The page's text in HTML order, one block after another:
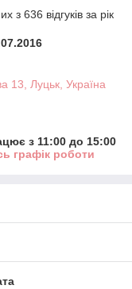
з 636 відгуків за рік
13, Луцьк, Україна
з 11:00 до 15:00
графік роботи